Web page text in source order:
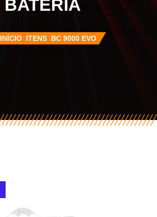
BATERIA
INÍCIO ITENS BC 9000 EVO